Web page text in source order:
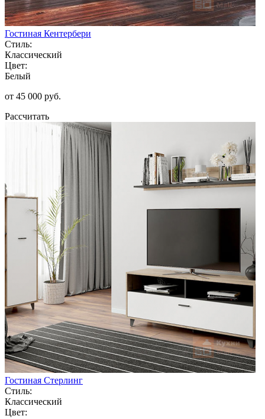
Гостиная Кентербери
Стиль:
Классический
Цвет:
Белый
от 45 000 руб.
Рассчитать
Гостиная Стерлинг
Стиль:
Классический
Цвет: